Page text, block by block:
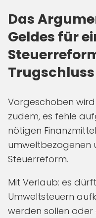
Das
Geldes für
Trugschluss
Vorgeschoben
zudem, es fehle
nötigen
umweltbezogenen
Steuerreform.
Mit Verlaub: es
Umweltsteuern
werden sollen